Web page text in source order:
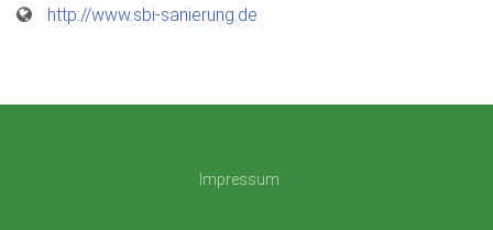
http://www.sbi-sanierung.de
Impressum